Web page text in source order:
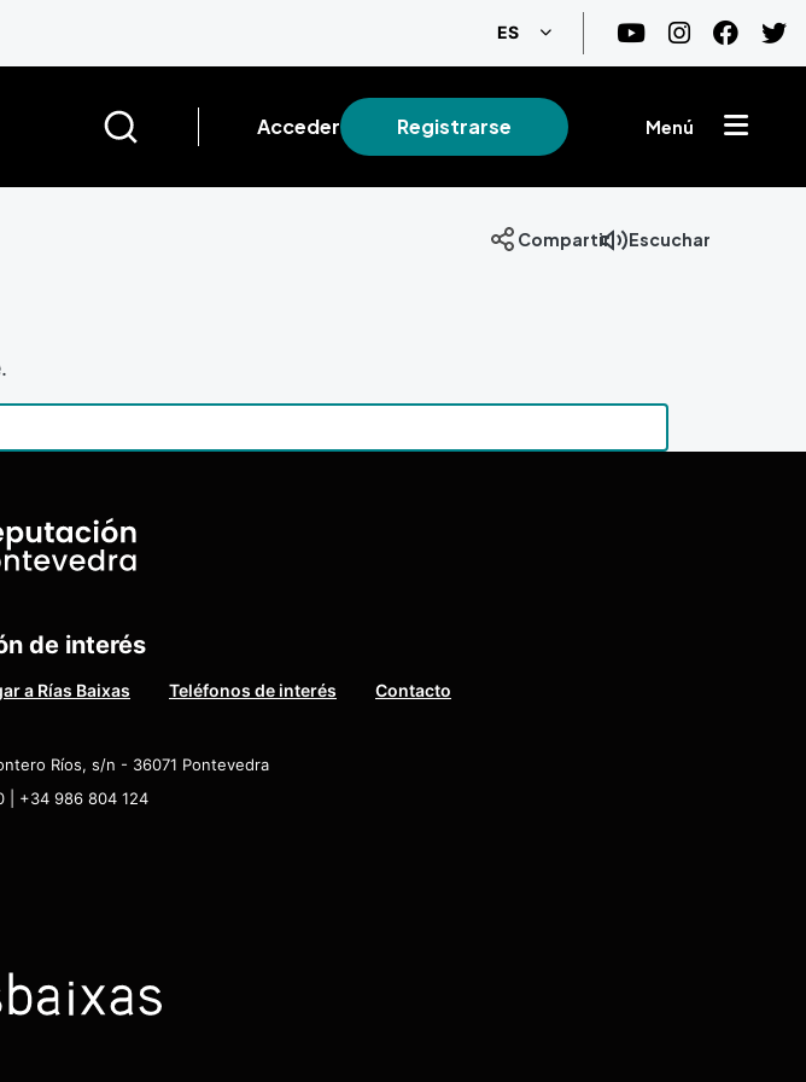
ES Lista adicional de acciones
Acceder Registrarse Menú
Compartir Escuchar
de interés
a Rías Baixas Teléfonos de interés Contacto
Ríos, s/n - 36071 Pontevedra
| +34 986 804 124